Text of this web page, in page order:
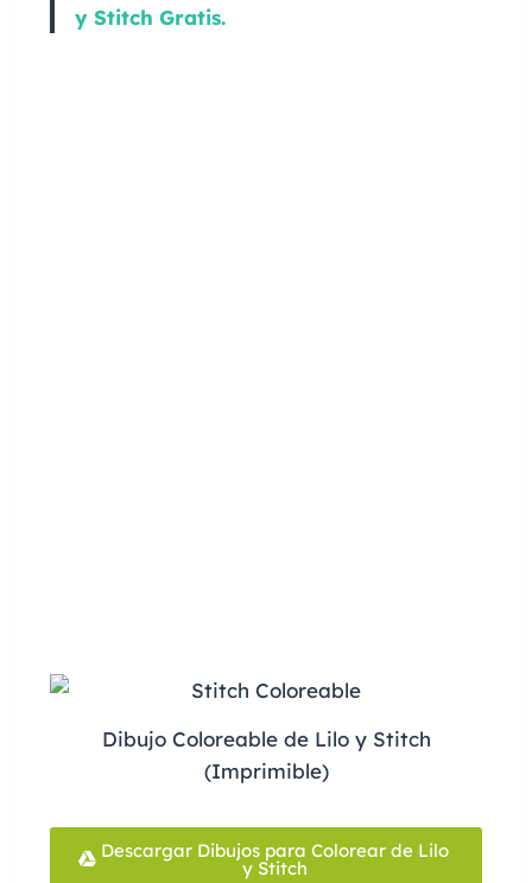
y Stitch Gratis.
Dibujo Coloreable de Lilo y Stitch
(Imprimible)
Descargar Dibujos para Colorear de Lilo
y Stitch